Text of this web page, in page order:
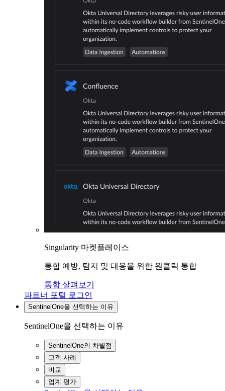
Singularity 마켓플레이스
통합 예방, 탐지 및 대응을 위한 원클릭 통합
통합 살펴보기
파트너 포털 로그인
SentinelOne을 선택하는 이유
SentinelOne을 선택하는 이유
SentinelOne의 차별점
고객 사례
비교
업계 평가